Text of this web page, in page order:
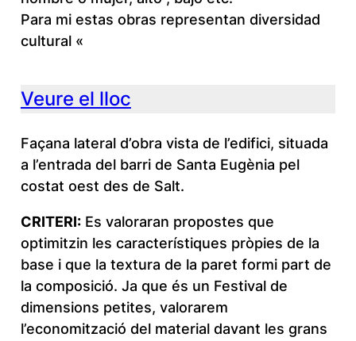
Para mi estas obras representan diversidad
cultural «
Veure el lloc
Façana lateral d’obra vista de l’edifici, situada
a l’entrada del barri de Santa Eugènia pel
costat oest des de Salt.
CRITERI:Es valoraran propostes que
optimitzin les característiques pròpies de la
base i que la textura de la paret formi part de
la composició. Ja que és un Festival de
dimensions petites, valorarem
l’economització del material davant les grans